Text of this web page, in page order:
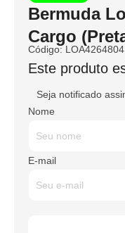
Bermuda
Cargo
Código: LOA4264804
Este produto
Seja notificado
Nome
E-mail